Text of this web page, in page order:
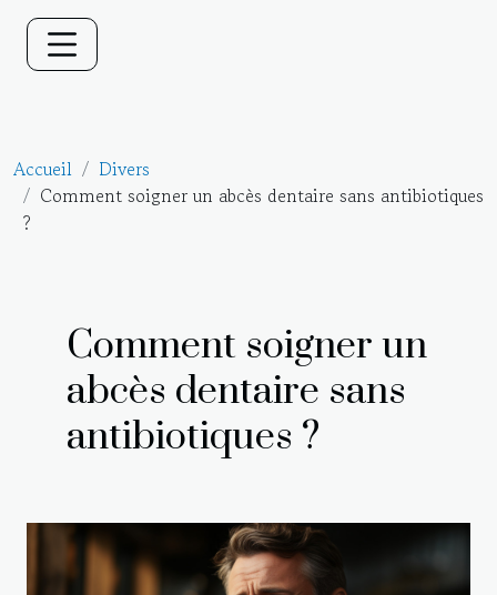
Accueil
Divers
Comment soigner un abcès dentaire sans antibiotiques
?
Comment soigner un
abcès dentaire sans
antibiotiques ?